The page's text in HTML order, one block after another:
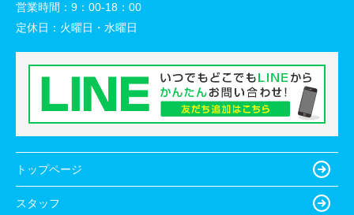
営業時間： 9：00-18：00
定休日： 火曜日・水曜日
トップページ
スタッフ